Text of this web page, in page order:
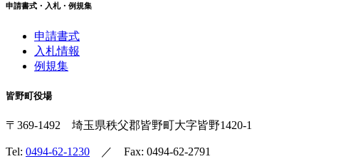
申請書式・入札・例規集
申請書式
入札情報
例規集
皆野町役場
〒369-1492 埼玉県秩父郡皆野町大字皆野1420-1
Tel: 0494-62-1230 ／ Fax: 0494-62-2791